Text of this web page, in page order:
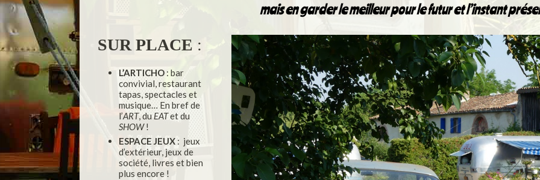
mais en garder le meilleur pour le futur et l’instant
SUR PLACE :
L’ARTICHO : bar
convivial, restaurant
tapas, spectacles et
musique… En bref de
l’ART, duEATet du
SHOW!
ESPACE JEUX : jeux
d’extérieur, jeux de
société, livres et bien
plus encore !